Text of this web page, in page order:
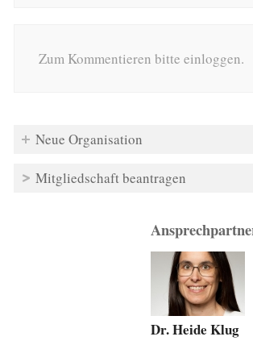
Zum Kommentieren bitte einloggen.
Neue Organisation
Mitgliedschaft beantragen
Dr. Heide Klug